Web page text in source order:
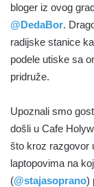
bloger iz ovog
@DedaBor.
radijske stanice
podele utiske sa
pridruže.
Upoznali smo
došli u Cafe
što kroz razgovor
laptopovima na
(@stajasoprano)